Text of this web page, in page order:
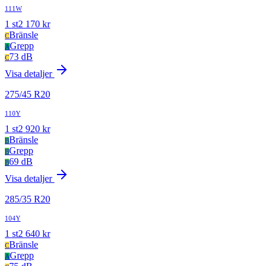
111W
1 st2 170 kr
CBränsle
AGrepp
C73 dB
Visa detaljer
275/45 R20
110Y
1 st2 920 kr
BBränsle
BGrepp
B69 dB
Visa detaljer
285/35 R20
104Y
1 st2 640 kr
CBränsle
AGrepp